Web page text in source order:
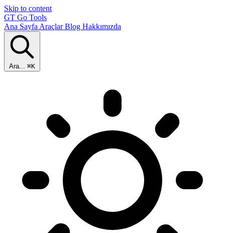
Skip to content
GT Go Tools
Ana Sayfa AraçlarBlog Hakkımızda
Ara... ⌘K